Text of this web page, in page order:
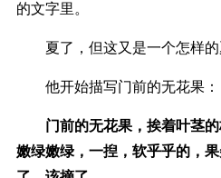
的文字里。
夏了，但这又是一个怎样的
他开始描写门前的无花果：
门前的无花果，挨着叶茎
嫩绿嫩绿，一揑，软乎乎的，